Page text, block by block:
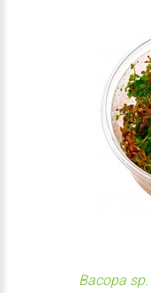
Bacopa